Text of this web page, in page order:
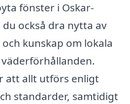
fönster i Oskar-
också dra nytta av
kunskap om lokala
att allt utförs enligt
standarder, samtidigt